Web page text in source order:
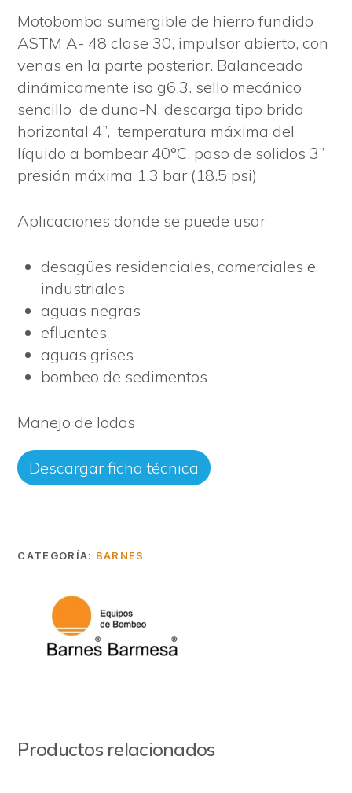
Motobomba sumergible de hierro fundido
ASTM A- 48 clase 30, impulsor abierto, con
venas en la parte posterior. Balanceado
dinámicamente iso g6.3. sello mecánico
sencillo de duna-N, descarga tipo brida
horizontal 4”, temperatura máxima del
líquido a bombear 40°C, paso de solidos 3”
presión máxima 1.3 bar (18.5 psi)
Aplicaciones donde se puede usar
desagües residenciales, comerciales e
industriales
aguas negras
efluentes
aguas grises
bombeo de sedimentos
Manejo de lodos
Descargar ficha técnica
CATEGORÍA: BARNES
Productos relacionados